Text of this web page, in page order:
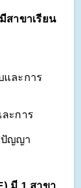
มีสาขาเรียน
และการ
ะการ
ปัญญา